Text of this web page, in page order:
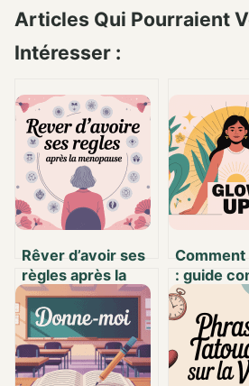
Articles Qui Pourraient
Intéresser :
Rêver d’avoir ses
règles après la
ménopause : sens,
explications et
pistes à explorer
: guide
pour
votre vie
douceur